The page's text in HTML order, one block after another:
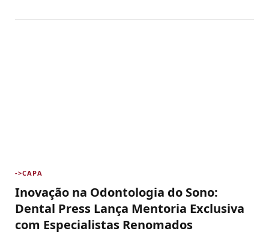
->CAPA
Inovação na Odontologia do Sono:
Dental Press Lança Mentoria Exclusiva
com Especialistas Renomados